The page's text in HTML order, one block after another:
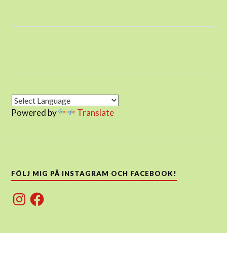
Powered by Translate
FÖLJ MIG PÅ INSTAGRAM OCH FACEBOOK!
InstagramFacebook